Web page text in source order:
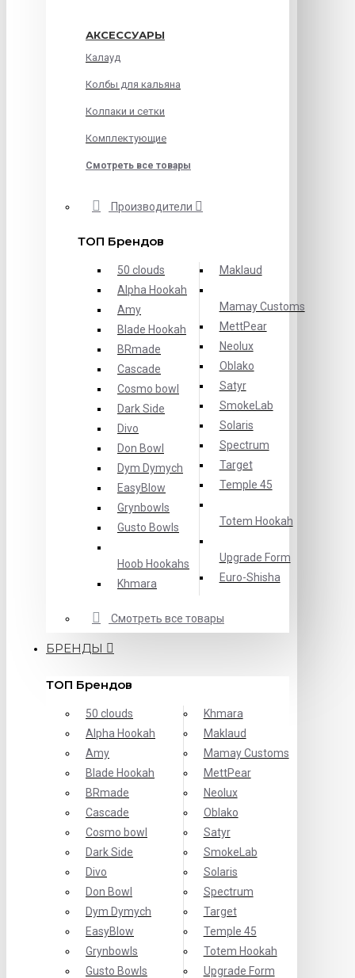
АКСЕССУАРЫ
Калауд
Колбы для кальяна
Колпаки и сетки
Комплектующие
Смотреть все товары
Производители
ТОП Брендов
50 clouds
Alpha Hookah
Amy
Blade Hookah
BRmade
Cascade
Cosmo bowl
Dark Side
Divo
Don Bowl
Dym Dymych
EasyBlow
Grynbowls
Gusto Bowls
Hoob Hookahs
Khmara
Maklaud
Mamay Customs
MettPear
Neolux
Oblako
Satyr
SmokeLab
Solaris
Spectrum
Target
Temple 45
Totem Hookah
Upgrade Form
Еuro-Shisha
Смотреть все товары
БРЕНДЫ
ТОП Брендов
50 clouds
Alpha Hookah
Amy
Blade Hookah
BRmade
Cascade
Cosmo bowl
Dark Side
Divo
Don Bowl
Dym Dymych
EasyBlow
Grynbowls
Gusto Bowls
Khmara
Maklaud
Mamay Customs
MettPear
Neolux
Oblako
Satyr
SmokeLab
Solaris
Spectrum
Target
Temple 45
Totem Hookah
Upgrade Form